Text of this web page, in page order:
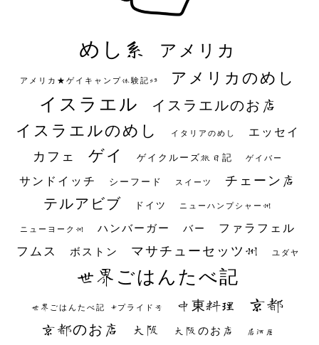
めし系 アメリカ
アメリカ★ゲイキャンプ体験記S3 アメリカのめし
イスラエル イスラエルのお店
イスラエルのめし イタリアのめし エッセイ
カフェ ゲイ ゲイクルーズ旅日記 ゲイバー
サンドイッチ シーフード スイーツ チェーン店
テルアビブ ドイツ ニューハンプシャー州
ニューヨーク州 ハンバーガー バー ファラフェル
フムス ボストン マサチューセッツ州 ユダヤ
世界ごはんたべ記
世界ごはんたべ記 #プライド号 中東料理 京都
京都のお店 大阪 大阪のお店 居酒屋